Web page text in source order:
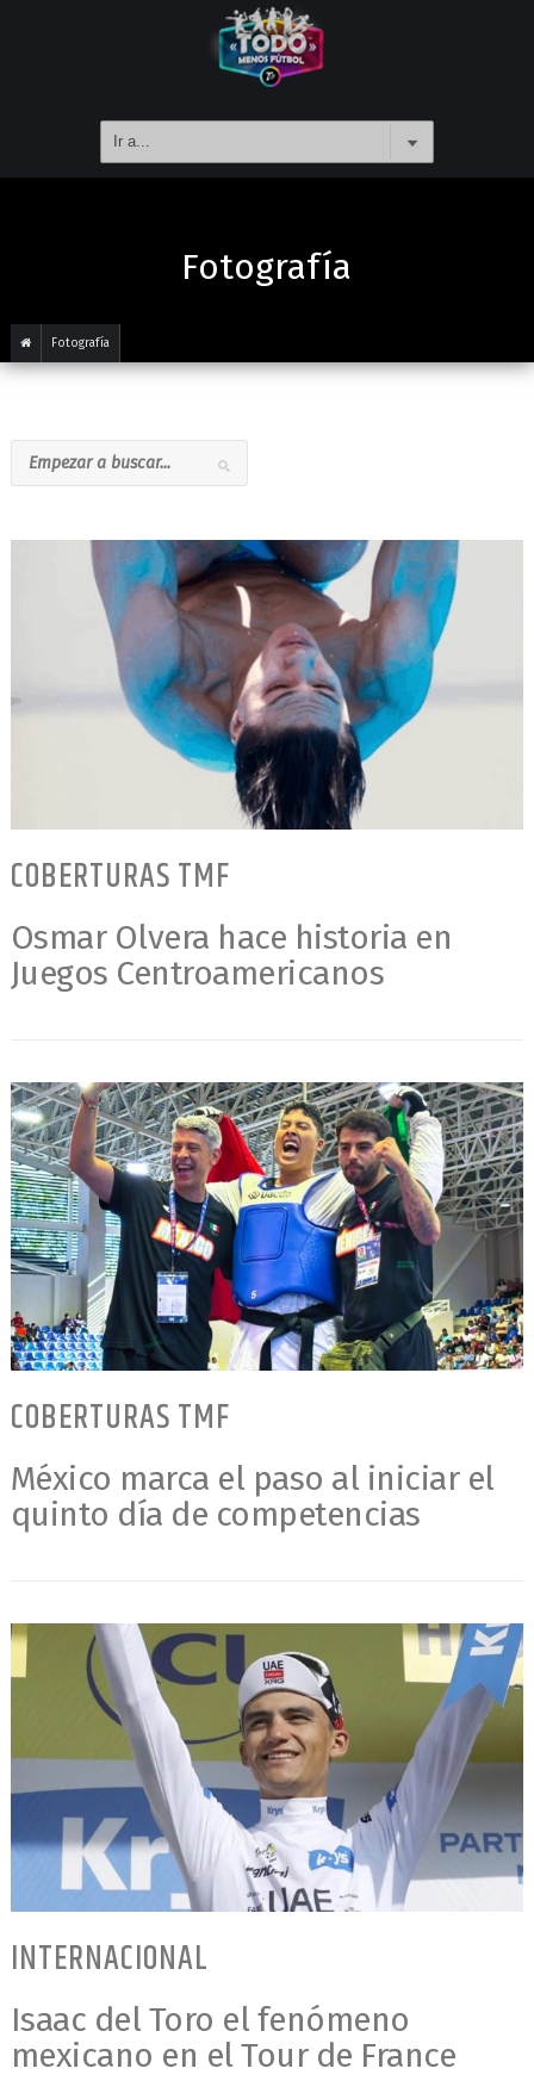
Fotografía
Fotografía
COBERTURAS TMF
Osmar Olvera hace historia en
Juegos Centroamericanos
COBERTURAS TMF
México marca el paso al iniciar el
quinto día de competencias
INTERNACIONAL
Isaac del Toro el fenómeno
mexicano en el Tour de France